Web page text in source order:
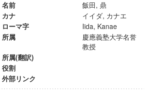
名前
飯田, 鼎
カナ
イイダ, カナエ
ローマ字
Iida, Kanae
所属
慶應義塾大学名誉
教授
所属(翻訳)
役割
外部リンク